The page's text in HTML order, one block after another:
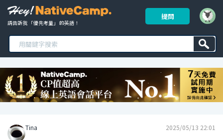
請告訴我 「優先考量」 的英語！
提問
Tina 2025/05/13 22:01